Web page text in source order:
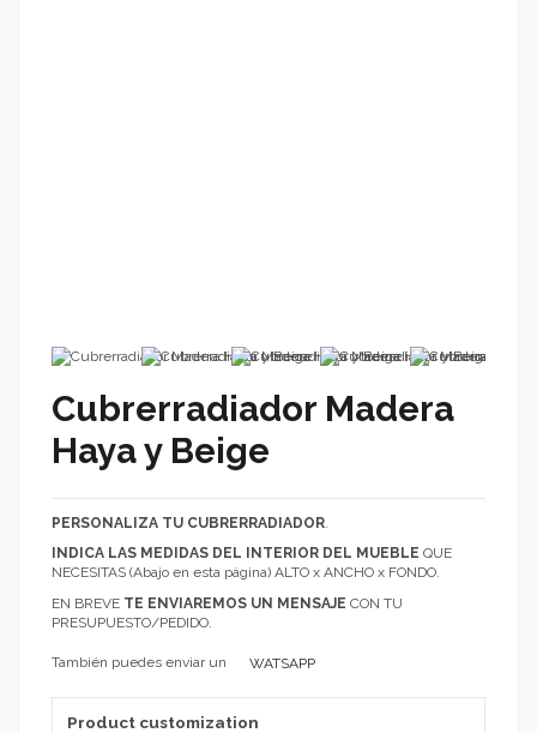
Cubrerradiador Madera
Haya y Beige
PERSONALIZA TU CUBRERRADIADOR.
INDICA LAS MEDIDAS DEL INTERIOR DEL MUEBLE QUE
NECESITAS (Abajo en esta página) ALTO x ANCHO x FONDO.
EN BREVE TE ENVIAREMOS UN MENSAJE CON TU
PRESUPUESTO/PEDIDO.
También puedes enviar un WATSAPP
Product customization